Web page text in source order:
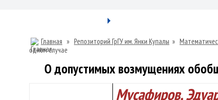
Главная » Репозиторий ГрГУ им. Янки Купалы »
одном случае
О допустимых возмущениях
Мусафиров,